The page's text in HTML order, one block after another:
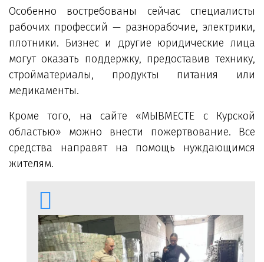
Особенно востребованы сейчас специалисты
рабочих профессий — разнорабочие, электрики,
плотники. Бизнес и другие юридические лица
могут оказать поддержку, предоставив технику,
стройматериалы, продукты питания или
медикаменты.
Кроме того, на сайте «МЫВМЕСТЕ с Курской
областью» можно внести пожертвование. Все
средства направят на помощь нуждающимся
жителям.